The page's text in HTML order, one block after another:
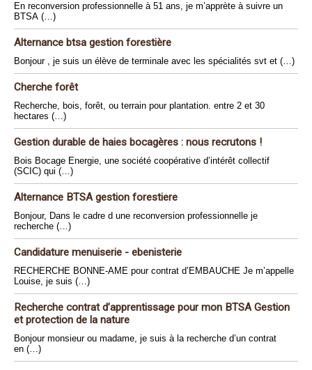
En reconversion professionnelle à 51 ans, je m’apprète à suivre un
BTSA (…)
Alternance btsa gestion forestière
Bonjour , je suis un élève de terminale avec les spécialités svt et (…)
Cherche forêt
Recherche, bois, forêt, ou terrain pour plantation. entre 2 et 30
hectares (…)
Gestion durable de haies bocagères : nous recrutons !
Bois Bocage Energie, une société coopérative d’intérêt collectif
(SCIC) qui (…)
Alternance BTSA gestion forestiere
Bonjour, Dans le cadre d une reconversion professionnelle je
recherche (…)
Candidature menuiserie - ebenisterie
RECHERCHE BONNE-AME pour contrat d’EMBAUCHE Je m’appelle
Louise, je suis (…)
Recherche contrat d’apprentissage pour mon BTSA Gestion
et protection de la nature
Bonjour monsieur ou madame, je suis à la recherche d’un contrat
en (…)